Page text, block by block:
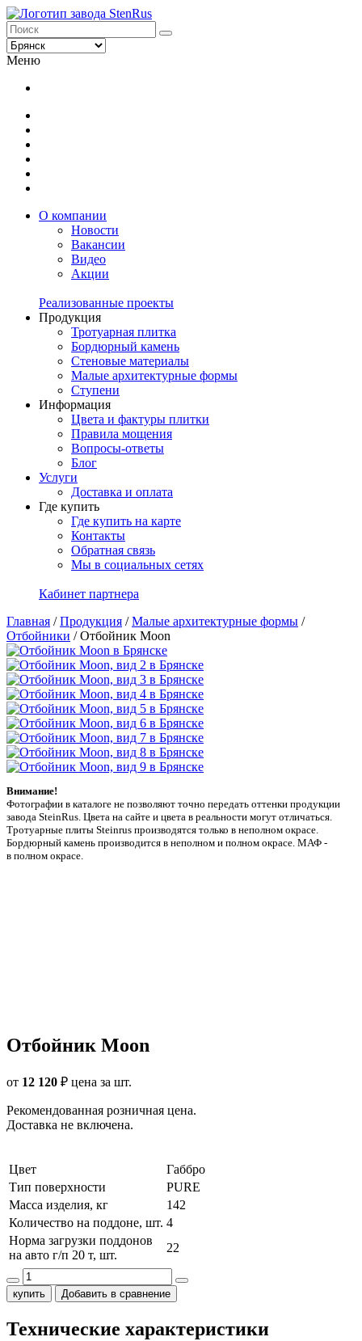
Меню
О компании
Новости
Вакансии
Видео
Акции
Реализованные проекты
Продукция
Тротуарная плитка
Бордюрный камень
Стеновые материалы
Малые архитектурные формы
Ступени
Информация
Цвета и фактуры плитки
Правила мощения
Вопросы-ответы
Блог
Услуги
Доставка и оплата
Где купить
Где купить на карте
Контакты
Обратная связь
Мы в социальных сетях
Кабинет партнера
Главная /Продукция /Малые архитектурные формы /
Отбойники /Отбойник Moon
Внимание!
Фотографии в каталоге не позволяют точно передать оттенки продукции
заводa SteinRus. Цвета на сайте и цвета в реальности могут отличаться.
Тротуарные плиты Steinrus производятся только в неполном окрасе.
Бордюрный камень производится в неполном и полном окрасе. МАФ -
в полном окрасе.
Отбойник Moon
от 12 120 ₽ цена за шт.
Рекомендованная розничная цена.
Доставка не включена.
Цвет
Габбро
Тип поверхности
PURE
Масса изделия, кг
142
Количество на поддоне, шт. 4
Норма загрузки поддонов
на авто г/п 20 т, шт.
22
купить Добавить в сравнение
Технические характеристики